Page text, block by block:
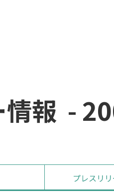
情報 -
プレス リ